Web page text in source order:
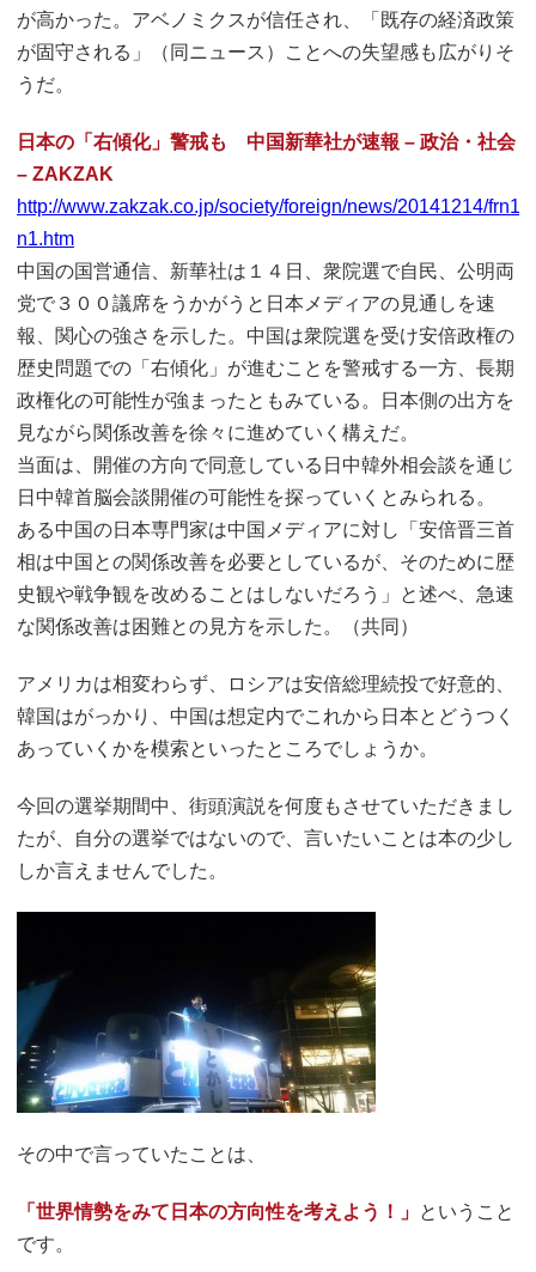
が高かった。アベノミクスが信任され、「既存の経済政策
が固守される」（同ニュース）ことへの失望感も広がりそ
うだ。
日本の「右傾化」警戒も 中国新華社が速報 – 政治・社会
– ZAKZAK
http://www.zakzak.co.jp/society/foreign/news/20141214/
n1.htm
中国の国営通信、新華社は１４日、衆院選で自民、公明両
党で３００議席をうかがうと日本メディアの見通しを速
報、関心の強さを示した。中国は衆院選を受け安倍政権の
歴史問題での「右傾化」が進むことを警戒する一方、長期
政権化の可能性が強まったともみている。日本側の出方を
見ながら関係改善を徐々に進めていく構えだ。
当面は、開催の方向で同意している日中韓外相会談を通じ
日中韓首脳会談開催の可能性を探っていくとみられる。
ある中国の日本専門家は中国メディアに対し「安倍晋三首
相は中国との関係改善を必要としているが、そのために歴
史観や戦争観を改めることはしないだろう」と述べ、急速
な関係改善は困難との見方を示した。（共同）
アメリカは相変わらず、ロシアは安倍総理続投で好意的、
韓国はがっかり、中国は想定内でこれから日本とどうつく
あっていくかを模索といったところでしょうか。
今回の選挙期間中、街頭演説を何度もさせていただきまし
たが、自分の選挙ではないので、言いたいことは本の少し
しか言えませんでした。
その中で言っていたことは、
「世界情勢をみて日本の方向性を考えよう！」 ということ
です。